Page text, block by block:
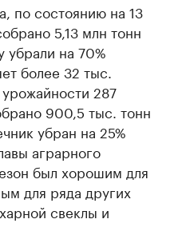
по состоянию на 13
5,13 млн тонн
убрали на 70%
более 32 тыс.
287
900,5 тыс. тонн
убран на 25%
аграрного
был хорошим для
для ряда других
свеклы и